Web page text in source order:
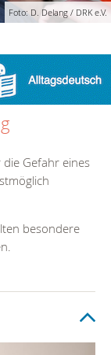
Foto: D. Delang / DRK e.V.
Gefahr eines
besondere